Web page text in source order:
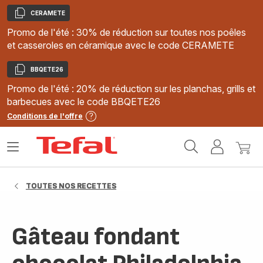
Copier
CERAMETE
Promo de l'été : 30% de réduction sur toutes nos poêles
et casseroles en céramique avec le code CERAMETE
Copier
BBQETE26
Promo de l'été : 20% de réduction sur les planchas, grills et
barbecues avec le code BBQETE26
Conditions de l'offre
MonMon
Ouvrir
TOUTES NOS RECETTES
Gâteau fondant